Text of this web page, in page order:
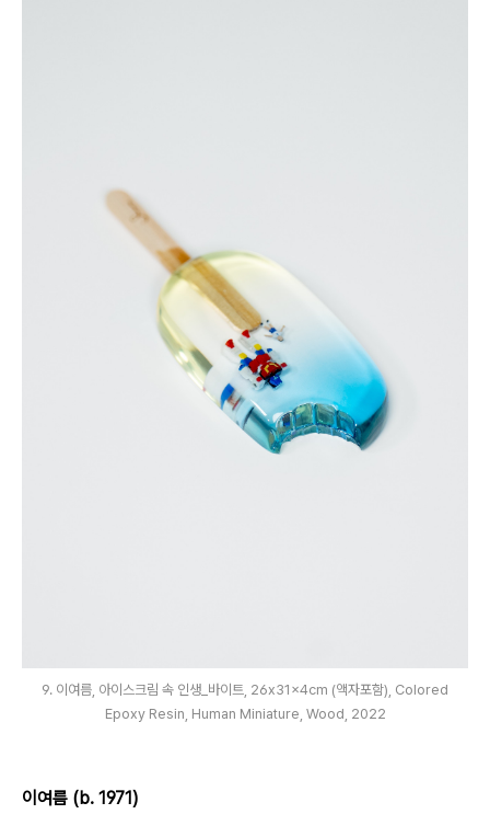
9. 이여름, 아이스크림 속 인생_바이트, 26x31x4cm (액자포함), Colored
Epoxy Resin, Human Miniature, Wood, 2022
이여름 (b. 1971)